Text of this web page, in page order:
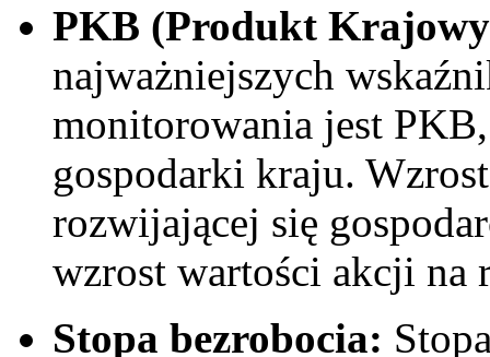
PKB (Produkt
najważniejszych
monitorowania jest
⁢gospodarki​ kraju.
rozwijającej się
wzrost wartości akcji na
Stopa bezrobocia: